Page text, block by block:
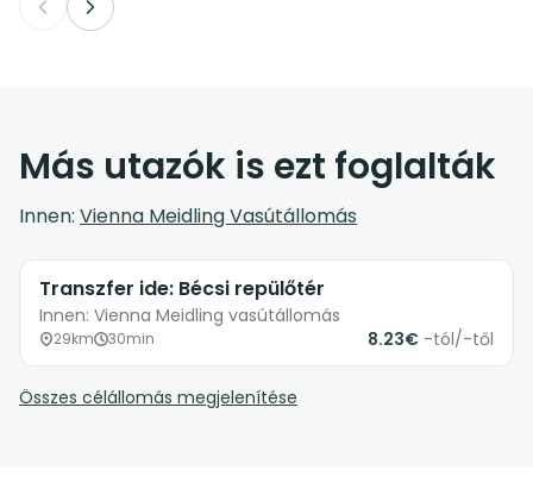
Más utazók is ezt foglalták
Innen: Vienna Meidling Vasútállomás
Transzfer ide: Bécsi repülőtér
Innen: Vienna Meidling vasútállomás
29km 30min 8.23€ -tól/-től
Összes célállomás megjelenítése